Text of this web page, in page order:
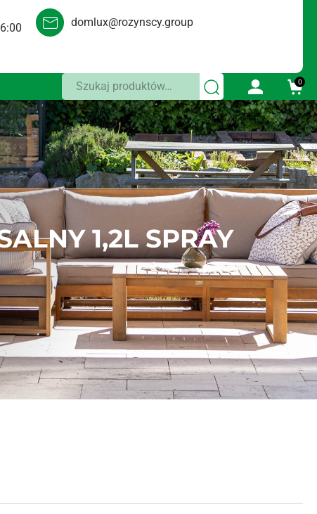
domlux@rozynscy.group
Szukaj: 0
1,2L SPRAY